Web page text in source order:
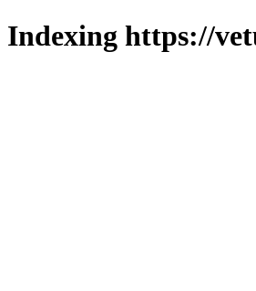
Indexing https://